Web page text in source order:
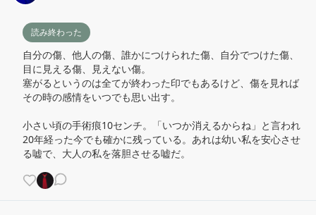
読み終わった
自分の傷、他人の傷、誰かにつけられた傷、自分でつけた傷、
目に見える傷、見えない傷。
塞がるというのは全てが終わった印でもあるけど、傷を見れば
その時の感情をいつでも思い出す。
小さい頃の手術痕10センチ。「いつか消えるからね」と言われ
20年経った今でも確かに残っている。あれは幼い私を安心させ
る嘘で、大人の私を落胆させる嘘だ。